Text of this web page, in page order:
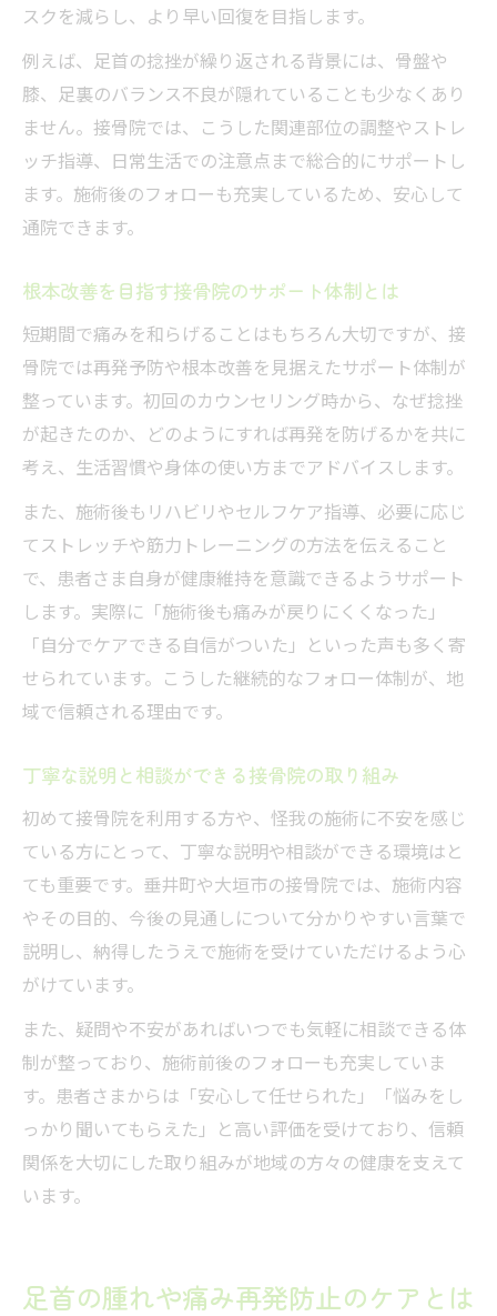
スクを減らし、より早い回復を目指します。
例えば、足首の捻挫が繰り返される背景には、骨盤や
膝、足裏のバランス不良が隠れていることも少なくあり
ません。接骨院では、こうした関連部位の調整やストレ
ッチ指導、日常生活での注意点まで総合的にサポートし
ます。施術後のフォローも充実しているため、安心して
通院できます。
根本改善を目指す接骨院のサポート体制とは
短期間で痛みを和らげることはもちろん大切ですが、接
骨院では再発予防や根本改善を見据えたサポート体制が
整っています。初回のカウンセリング時から、なぜ捻挫
が起きたのか、どのようにすれば再発を防げるかを共に
考え、生活習慣や身体の使い方までアドバイスします。
また、施術後もリハビリやセルフケア指導、必要に応じ
てストレッチや筋力トレーニングの方法を伝えること
で、患者さま自身が健康維持を意識できるようサポート
します。実際に「施術後も痛みが戻りにくくなった」
「自分でケアできる自信がついた」といった声も多く寄
せられています。こうした継続的なフォロー体制が、地
域で信頼される理由です。
丁寧な説明と相談ができる接骨院の取り組み
初めて接骨院を利用する方や、怪我の施術に不安を感じ
ている方にとって、丁寧な説明や相談ができる環境はと
ても重要です。垂井町や大垣市の接骨院では、施術内容
やその目的、今後の見通しについて分かりやすい言葉で
説明し、納得したうえで施術を受けていただけるよう心
がけています。
また、疑問や不安があればいつでも気軽に相談できる体
制が整っており、施術前後のフォローも充実していま
す。患者さまからは「安心して任せられた」「悩みをし
っかり聞いてもらえた」と高い評価を受けており、信頼
関係を大切にした取り組みが地域の方々の健康を支えて
います。
足首の腫れや痛み再発防止のケアとは